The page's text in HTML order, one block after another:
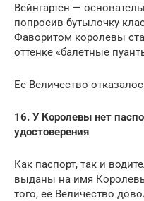
Вейнгартен —
попросив бутылочку
Фаворитом королевы
оттенке «балетные
Ее Величество
16. У Королевы нет
удостоверения
Как паспорт, так и
выданы на имя
того, ее Величество